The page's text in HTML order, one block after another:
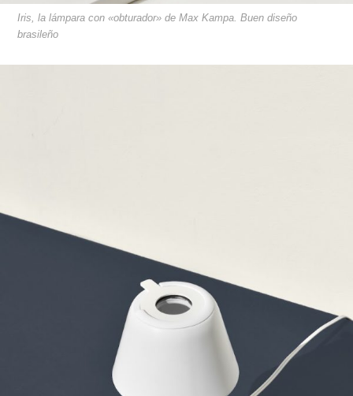
Iris, la lámpara con «obturador» de Max Kampa. Buen diseño
brasileño